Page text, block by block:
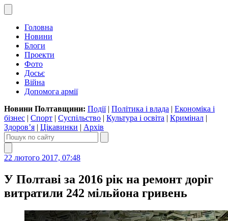
Головна
Новини
Блоги
Проекти
Фото
Досьє
Війна
Допомога армії
Новини Полтавщини: Події| Політика і влада | Економіка і
бізнес | Спорт | Суспільство | Культура і освіта | Кримінал |
Здоров’я | Цікавинки | Архів
22 лютого 2017, 07:48
У Полтаві за 2016 рік на ремонт доріг
витратили 242 мільйона гривень